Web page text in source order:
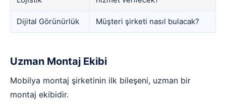
Dijital Görünürlük Müşteri şirketi nasıl bulacak?
Uzman Montaj Ekibi
Mobilya montaj şirketinin ilk bileşeni, uzman bir
montaj ekibidir.